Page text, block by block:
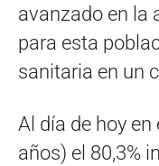
avanzado en la
para esta
sanitaria en un
Al día de hoy en
años) el 80,3%